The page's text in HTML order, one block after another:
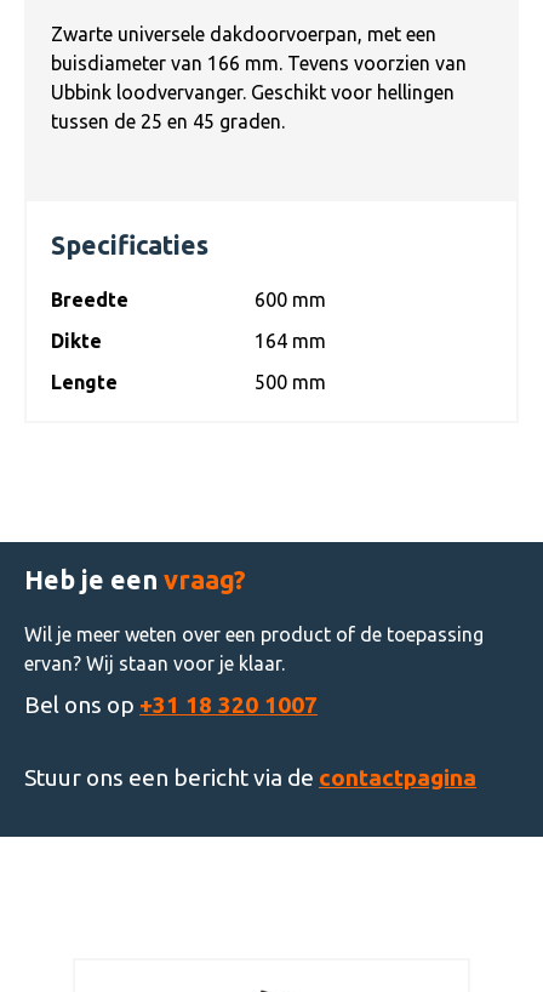
Zwarte universele dakdoorvoerpan, met een
buisdiameter van 166 mm. Tevens voorzien van
Ubbink loodvervanger. Geschikt voor hellingen
tussen de 25 en 45 graden.
Specificaties
Breedte
600 mm
Dikte
164 mm
Lengte
500 mm
Heb je een vraag?
Wil je meer weten over een product of de toepassing
ervan? Wij staan voor je klaar.
Bel ons op +31 18 320 1007
Stuur ons een bericht via de contactpagina